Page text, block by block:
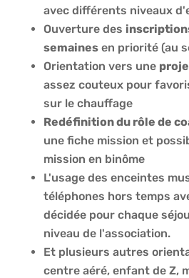
avec différents niveaux
Ouverture des
semainesen priorité (au
Orientation vers une
assez couteux pour
sur le chauffage
Redéfinition du rôle de
une fiche mission et
mission en binôme
L'usage des enceintes
téléphones hors temps
décidée pour chaque
niveau de l'association.
Et plusieurs autres
centre aéré, enfant de Z,